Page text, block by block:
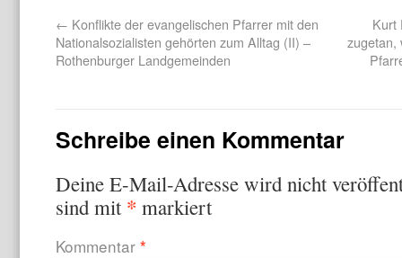
← Konflikte der evangelischen Pfarrer mit den
Nationalsozialisten gehörten zum Alltag (II) –
Rothenburger Landgemeinden
Kurt
zugetan,
Schreibe einen Kommentar
Deine E-Mail-Adresse wird nicht
sind mit * markiert
Kommentar *